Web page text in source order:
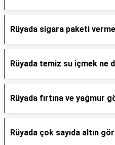
Rüyada sigara paketi
Rüyada temiz su içmek ne
Rüyada fırtına ve yağmur
Rüyada çok sayıda altın